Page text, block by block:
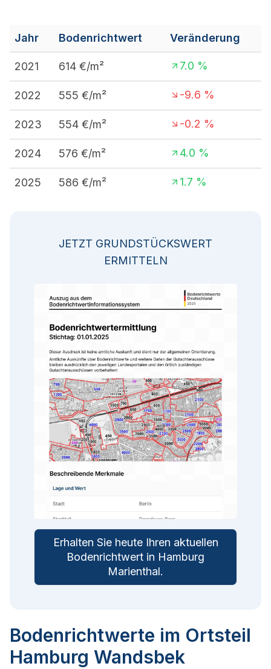
Jahr Bodenrichtwert Veränderung
2021 614 €/m² 7.0 %
2022 555 €/m² -9.6 %
2023 554 €/m² -0.2 %
2024 576 €/m² 4.0 %
2025 586 €/m² 1.7 %
JETZT GRUNDSTÜCKSWERT
ERMITTELN
Erhalten Sie heute Ihren aktuellen
Bodenrichtwert in Hamburg
Marienthal.
Bodenrichtwerte im Ortsteil
Hamburg Wandsbek